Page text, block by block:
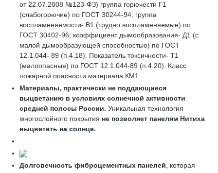
от 22.07.2008 №123-ФЗ) группа горючести Г1
(слабогорючие) по ГОСТ 30244-94; группа
воспламеняемости- В1 (трудно воспламеняемые) по
ГОСТ 30402-96; коэффициент дымообразования- Д1 (с
малой дымообразующей способностью) по ГОСТ
12.1.044- 89 (п.4.18). Показатель токсичности- Т1
(малоопасные) по ГОСТ 12.1.044-89 (п.4.20). Класс
пожарной опасности материала КМ1.
Материалы, практически не поддающиеся
выцветанию в условиях солнечной активности
средней полосы России. Уникальная технология
многослойного покрытия не позволяет панелям Нитиха
выцветать на солнце.
Долговечность фиброцементных панелей , которая